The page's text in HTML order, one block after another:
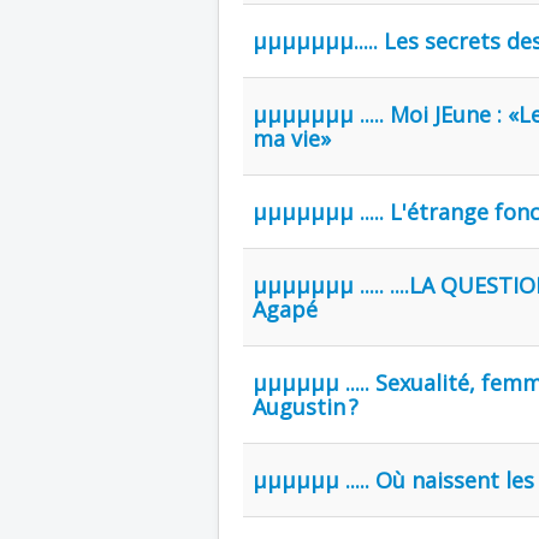
µµµµµµµ..... Les secrets
µµµµµµµ ..... Moi JEune :
ma vie»
µµµµµµµ ..... L'étrange
µµµµµµµ ..... ....LA
Agapé
µµµµµµ ..... Sexualité,
Augustin ?
µµµµµµ ..... Où naissent